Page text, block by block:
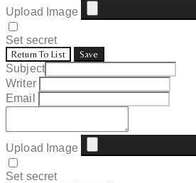
Upload Image
Set secret
Return To List Save
Subject
Writer
Email
Upload Image
Set secret